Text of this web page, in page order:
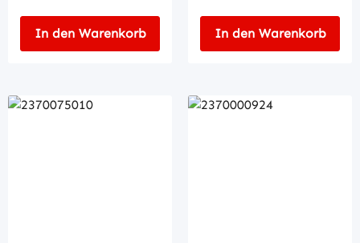
In den Warenkorb In den Warenkorb